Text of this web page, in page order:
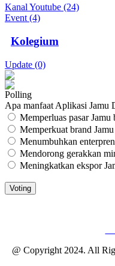
Kanal Youtube (24)
Event (4)
Kolegium
Update (0)
Polling
Apa manfaat Aplikasi Jamu
Memperluas pasar Jamu
Memperkuat brand
Menumbuhkan
Mendorong gerakkan
Meningkatkan ekspor
@ Copyright 2024. All